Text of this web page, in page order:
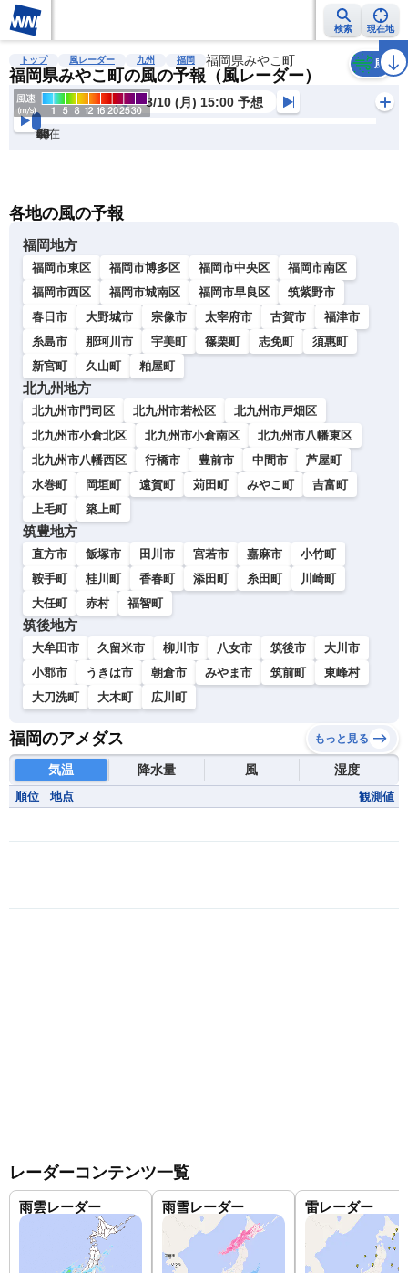
検索 現在地
雨雲レーダー 台風情報 地震情報 警報・注意報 2週間天気 ラ
トップ 風レーダー 九州 福岡 福岡県みやこ町
福岡県みやこ町の風の予報（風レーダー）
風
8/10 (月) 15:00 予想
現在
6h
12
24
36
48
60
72
各地の風の予報
福岡地方
福岡市東区 福岡市博多区 福岡市中央区
福岡市南区
福岡市西区
福岡市城南区 福岡市早良区
筑紫野市
春日市
大野城市 宗像市 太宰府市 古賀市
福津市
糸島市
那珂川市 宇美町 篠栗町 志免町
須惠町
新宮町
久山町 粕屋町
北九州地方
北九州市門司区 北九州市若松区
北九州市戸畑区
北九州市小倉北区
北九州市小倉南区
北九州市八幡東区
北九州市八幡西区
行橋市 豊前市 中間市
芦屋町
水巻町
岡垣町 遠賀町 苅田町 みやこ町
吉富町
上毛町
築上町
筑豊地方
直方市 飯塚市 田川市 宮若市 嘉麻市
小竹町
鞍手町
桂川町 香春町 添田町 糸田町
川崎町
大任町
赤村 福智町
筑後地方
大牟田市 久留米市 柳川市 八女市 筑後市
大川市
小郡市
うきは市 朝倉市 みやま市 筑前町
東峰村
大刀洗町
大木町 広川町
福岡のアメダス もっと見る
気温 降水量 風 湿度
順位 地点 観測値
レーダーコンテンツ一覧
雨雲レーダー 雨雪レーダー 雷レーダー